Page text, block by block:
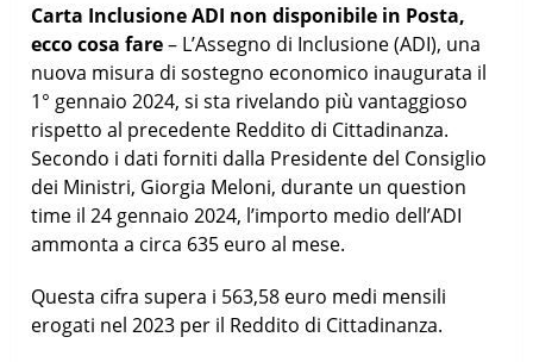
Carta Inclusione ADI non disponibile in Posta,
ecco cosa fare– L’Assegno di Inclusione (ADI), una
nuova misura di sostegno economico inaugurata il
1° gennaio 2024, si sta rivelando più vantaggioso
rispetto al precedente Reddito di Cittadinanza.
Secondo i dati forniti dalla Presidente del Consiglio
dei Ministri, Giorgia Meloni, durante un question
time il 24 gennaio 2024, l’importo medio dell’ADI
ammonta a circa 635 euro al mese.
Questa cifra supera i 563,58 euro medi mensili
erogati nel 2023 per il Reddito di Cittadinanza.